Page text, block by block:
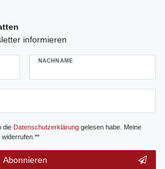
informieren
NACHNAME
die Daten­schutz­erklärunggelesen habe. Meine
widerrufen.**
Abonnieren